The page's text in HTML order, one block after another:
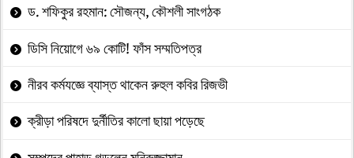
ড. শফিকুর রহমান: সৌজন্য, কৌশলী সাংগঠক
ডিসি নিয়োগে ৬৯ কোটি! ফাঁস সম্মতিপত্র
নীরব কর্মযজ্ঞে ব্যাস্ত থাকেন রুহুল কবির রিজভী
ক্রীড়া পরিষদে দুর্নীতির কালো ছায়া পড়েছে